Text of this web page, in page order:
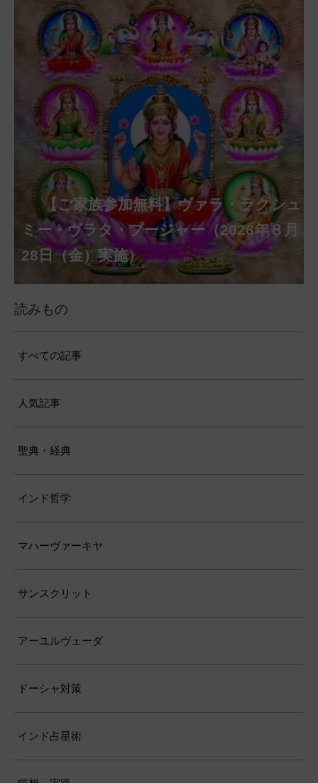
【ご家族参加無料】アーディ・アマー
ヴァシャー・プージャー（2026年８月12
日（水）実施）
【ご家族参加無料】ラクシュミー・ク
ベーラ・マンスリー・プージャー（2026
年８月12日（水）実施）
【ご家族参加無料】ナーガ・パンチャ
ミー・プージャー（2026年８月17日
（月）実施）
【ご家族参加無料】ヴァラ・ラクシュ
ミー・ヴラタ・プージャー（2026年８月
28日（金）実施）
【ご家族参加無料】サンカタハラ・チ
ャトゥルティー・プージャー（2026年８
月31日（月）実施）
【ご家族参加無料】クリシュナ・ジャヤ
ンティー・プージャー（2026年９月４日
（金）実施）
【ご家族参加無料】ガネーシャ・チャ
トゥルティー・プージャー（2026年９月
14日（月）実施）
【ご家族参加無料】マハーラクシュミ
ー・ヴラタ・プージャー（2026年９月19
日（土）実施）
【ご家族参加無料】マハーラヤー・ア
マーヴァシャー・プージャー（2026年10
月10日（土）実施）
第220回グループ・ホーマ（ナーガ・
パンチャミー、2026年８月17日（月）実
施）
第221回グループ・ホーマ（ガーヤト
リー・ジャヤンティー、2026年８月28日
（金）実施）
アンナダーナ・プロジェクト（食事の奉
仕）
ポストコロナ福祉活動支援募金
読みもの
すべての記事
人気記事
聖典・経典
インド哲学
マハーヴァーキヤ
サンスクリット
アーユルヴェーダ
ドーシャ対策
インド占星術